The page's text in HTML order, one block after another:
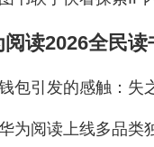
包引发的感触：失
为阅读上线多品类